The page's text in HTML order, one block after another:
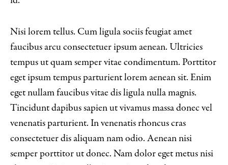
Nisi lorem tellus. Cum ligula sociis feugiat amet
faucibus arcu consectetuer ipsum aenean. Ultricies
tempus ut quam semper vitae condimentum. Porttitor
eget ipsum tempus parturient lorem aenean sit. Enim
eget nullam faucibus vitae dis ligula nulla magnis.
Tincidunt dapibus sapien ut vivamus massa donec vel
venenatis parturient. In venenatis rhoncus cras
consectetuer dis aliquam nam odio. Aenean nisi
semper porttitor ut donec. Nam dolor eget metus nisi